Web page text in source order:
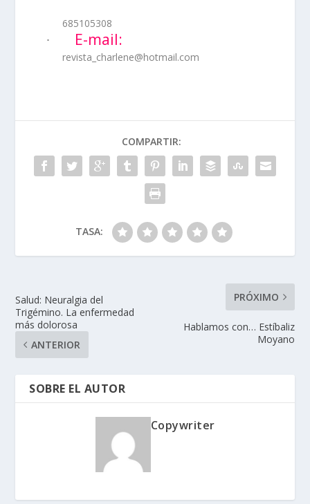
685105308
· E-mail:
revista_charlene@hotmail.com
COMPARTIR:
TASA:
Salud: Neuralgia del
Trigémino. La enfermedad
más dolorosa
ANTERIOR
PRÓXIMO
Hablamos con… Estíbaliz
Moyano
SOBRE EL AUTOR
Copywriter